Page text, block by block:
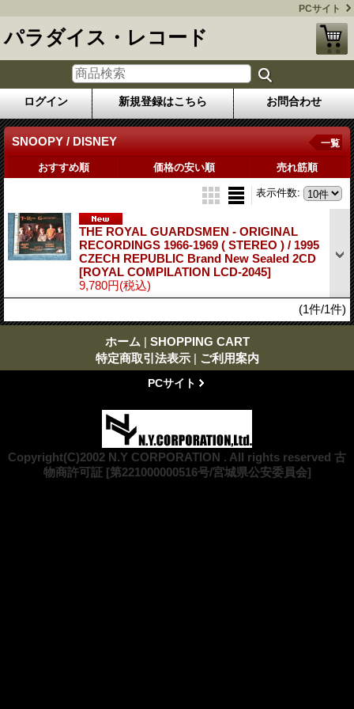
PCサイト
パラダイス・レコード
ログイン 新規登録はこちら お問合わせ
SNOOPY / DISNEY 一覧
おすすめ順 価格の安い順 売れ筋順
表示件数:
THE ROYAL GUARDSMEN - ORIGINAL
RECORDINGS 1966-1969 ( STEREO ) / 1995
CZECH REPUBLIC Brand New Sealed 2CD
[ROYAL COMPILATION LCD-2045]
9,780円(税込)
(1件/1件)
ホーム | SHOPPING CART
特定商取引法表示 | ご利用案内
PCサイト
Copyright(C)2002 N.Y CORPORATION . All rights reserved 古
物商許可証 [第221000000516号/宮城県公安委員会]